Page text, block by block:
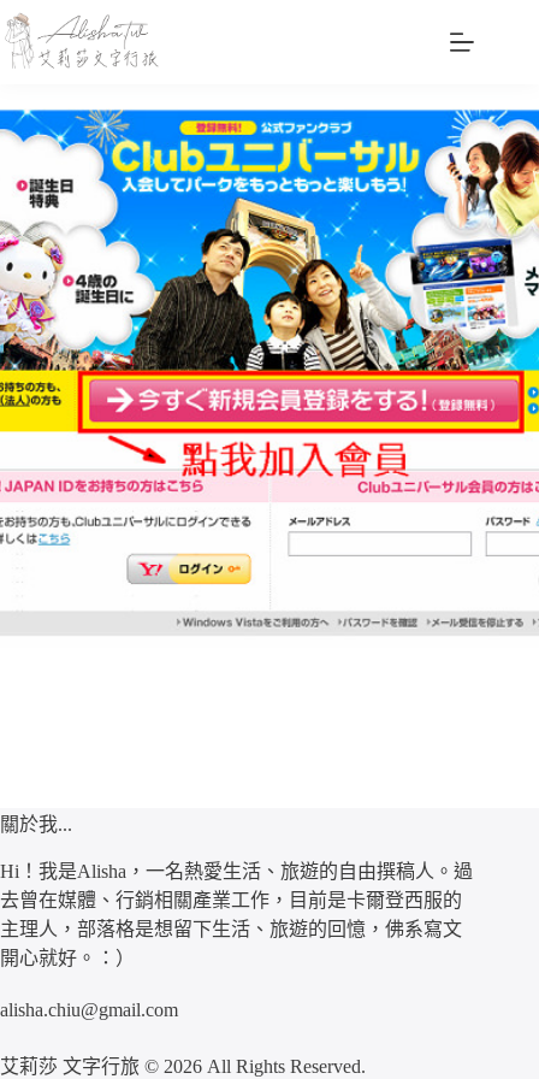
跳
至
主
內
關於我...
Hi！我是Alisha，一名熱愛生活、旅遊的自由撰稿人。過
去曾在媒體、行銷相關產業工作，目前是卡爾登西服的
主理人，部落格是想留下生活、旅遊的回憶，佛系寫文
開心就好。：）
alisha.chiu@gmail.com
艾莉莎 文字行旅 © 2026 All Rights Reserved.